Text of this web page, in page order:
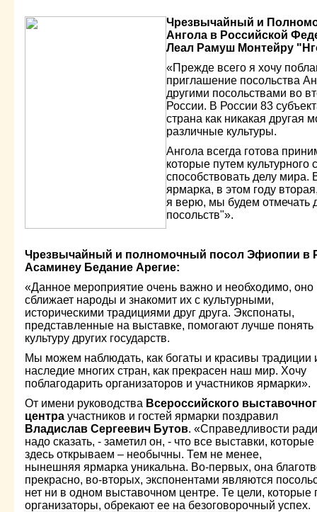
Чрезвычайный и
Ангола в Российской
Леал Рамуш Монтейру
«Прежде всего я хочу
приглашение посольства
другими посольствами во
России. В России 83
страна как никакая другая
различные культуры.
Ангола всегда готова
которые путем культурного
способствовать делу
ярмарка, в этом году
я верю, мы будем отмечать
посольств"».
Чрезвычайный и полномочный посол Эфиопии в
Асаминеу Бедание Арегие:
«Данное мероприятие очень важно и необходимо, оно
сближает народы и знакомит их с культурными,
историческими традициями друг друга. Экспонаты,
представленные на выставке, помогают лучше понять
культуру других государств.
Мы можем наблюдать, как богаты и красивы традиции
наследие многих стран, как прекрасен наш мир. Хочу
поблагодарить организаторов и участников ярмарки».
От имени руководства Всероссийского
центра участников и гостей ярмарки поздравил
Владислав Сергеевич Бутов. «Справедливости ради
надо сказать, - заметил он, - что все выставки,
здесь открываем – необычны. Тем не менее,
нынешняя ярмарка уникальна. Во-первых, она
прекрасно, во-вторых, экспонентами являются
нет ни в одном выставочном центре. Те цели, которые
организаторы, обрекают ее на безоговорочный успех.